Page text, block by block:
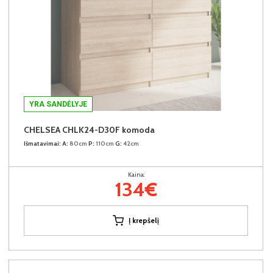
YRA SANDĖLYJE
CHELSEA CHLK24-D30F komoda
Išmatavimai: A: 80cm P: 110cm G: 42cm
Kaina:
134€
Į krepšelį